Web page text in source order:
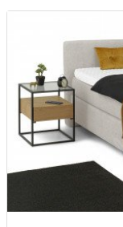
Finanzierung
Markenwelt